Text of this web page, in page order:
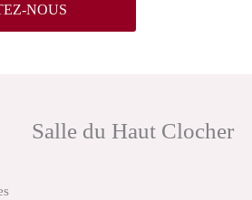
NOUS
Salle du Haut Clocher